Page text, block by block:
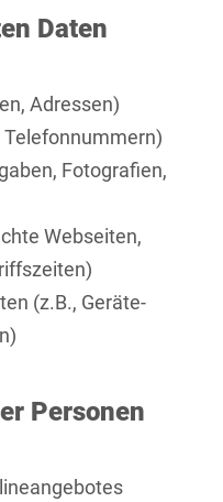
Daten
Adressen)
Telefonnummern)
Fotografien,
Webseiten,
(z.B., Geräte-
Personen